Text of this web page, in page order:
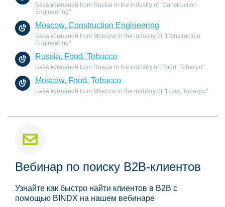
База компаний from Russia in the industry of "Construction
Engineering"
Moscow, Construction Engineering
База компаний from Moscow in the industry of "Construction
Engineering"
Russia, Food, Tobacco
База компаний from Russia in the industry of "Food, Tobacco"
Moscow, Food, Tobacco
База компаний from Moscow in the industry of "Food, Tobacco"
Вебинар по поиску B2B-клиентов
Узнайте как быстро найти клиентов в B2B с
помощью BINDX на нашем вебинаре